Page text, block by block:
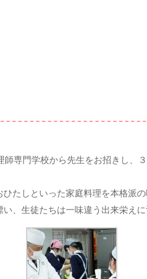
専門学校から先生をお招きし、
たしといった家庭料理を本格派
、生徒たちは一味違う出来栄えに